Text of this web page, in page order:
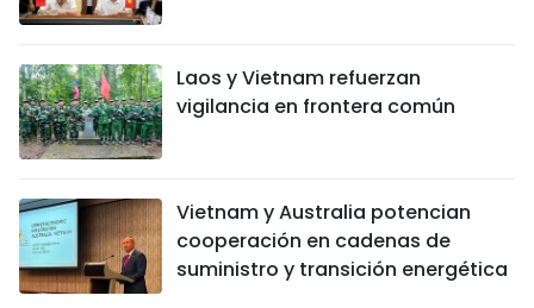
Laos y Vietnam refuerzan
vigilancia en frontera común
Vietnam y Australia potencian
cooperación en cadenas de
suministro y transición energética